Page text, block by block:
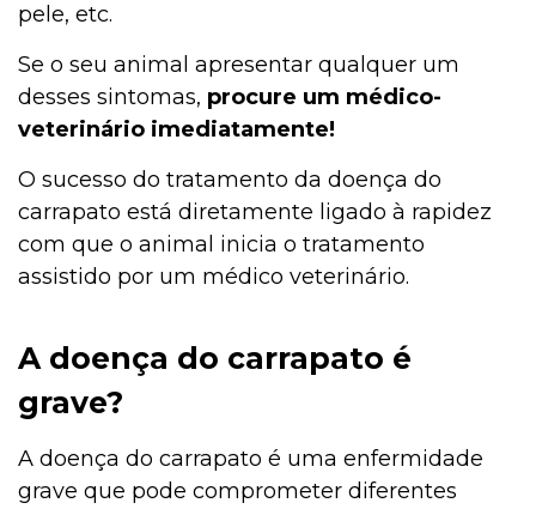
pele, etc.
Se o seu animal apresentar qualquer um
desses sintomas, procure um médico-
veterinário imediatamente!
O sucesso do tratamento da doença do
carrapato está diretamente ligado à rapidez
com que o animal inicia o tratamento
assistido por um médico veterinário.
A doença do carrapato é
grave?
A doença do carrapato é uma enfermidade
grave que pode comprometer diferentes